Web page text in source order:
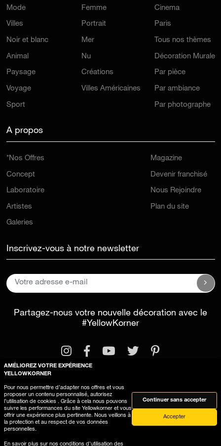
Mode
Villes
Noir et blanc
Animal
Paysage
Voyage
Sport
Femme
Portrait
Mer
Nu
Créations
Villes Américaines
Cinema
Paris
Tous nos thèmes
Décoration Murale
Par pièce
Par ambiance
Par photographe
A propos
*Nos Offres
Concept
Laboratoire
Artistes
Galeries
Magazine
Devenir franchisé
Nous Rejoindre
Plan du site
Inscrivez-vous à notre newsletter
Partagez-nous votre nouvelle décoration avec le
#YellowKorner
Mentions légalesConditions générales d'utilisation
Utilisation des cookies
AMÉLIOREZ VOTRE EXPÉRIENCE
YELLOWKORNER
Pour nous permettre d’adapter nos offres et vous
proposer un contenu personnalisé, autorisez
l’utilisation de cookies . Grâce à cela nous pouvons
suivre les performances du site Yellowkorner et vous
offrir une expérience plus pertinente. Nous veillons à
la protection et au respect de vos données
personnelles.
En savoir plus sur nos conditions d'utilisation des
Continuer sans accepter
Accepter